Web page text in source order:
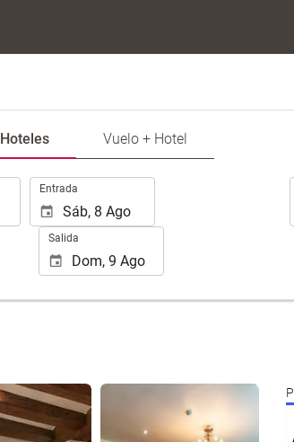
Hoteles Vuelo + Hotel
Entrada
Salida